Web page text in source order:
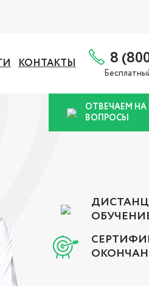
КОНТАКТЫ 8
ОТВЕЧАЕМ
ВОПРОСЫ